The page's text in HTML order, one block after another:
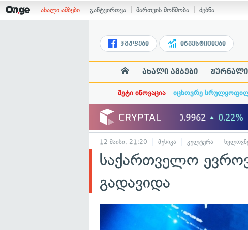
ახალი ამბები განტვირთვა მართვის მოწმობა ძებნა
ჯგუფები ინვესტიციები
ახალი ამბები ჟურნალი
მეტი ინოვაცია იცხოვრე
12 მაისი, 21:20 მუსიკა კულტურა
საქართველო
გადავიდა